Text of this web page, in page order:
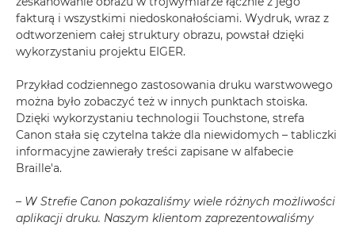
fakturą i wszystkimi niedoskonałościami. Wydruk, wraz z
odtworzeniem całej struktury obrazu, powstał dzięki
wykorzystaniu projektu EIGER.
Przykład codziennego zastosowania druku warstwowego
można było zobaczyć też w innych punktach stoiska.
Dzięki wykorzystaniu technologii Touchstone, strefa
Canon stała się czytelna także dla niewidomych – tabliczki
informacyjne zawierały treści zapisane w alfabecie
Braille'a.
– W Strefie Canon pokazaliśmy wiele różnych możliwości
aplikacji druku. Naszym klientom zaprezentowaliśmy